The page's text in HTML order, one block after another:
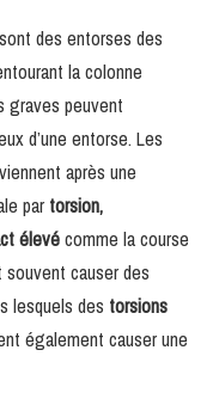
des entorses des
la colonne
graves peuvent
d’une entorse. Les
après une
par torsion,
élevécomme la course
causer des
lesquels des torsions
également causer une